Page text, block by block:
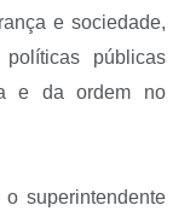
e sociedade,
públicas
e da ordem no
superintendente